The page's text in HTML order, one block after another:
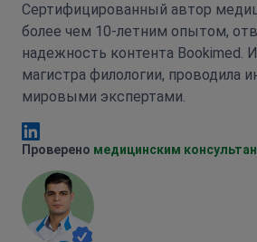
Сертифицированный автор
более чем 10-летним опытом,
надежность контента Bookimed.
магистра филологии, проводила
мировыми экспертами.
Анна Леонова Linkedin
Проверено медицинским